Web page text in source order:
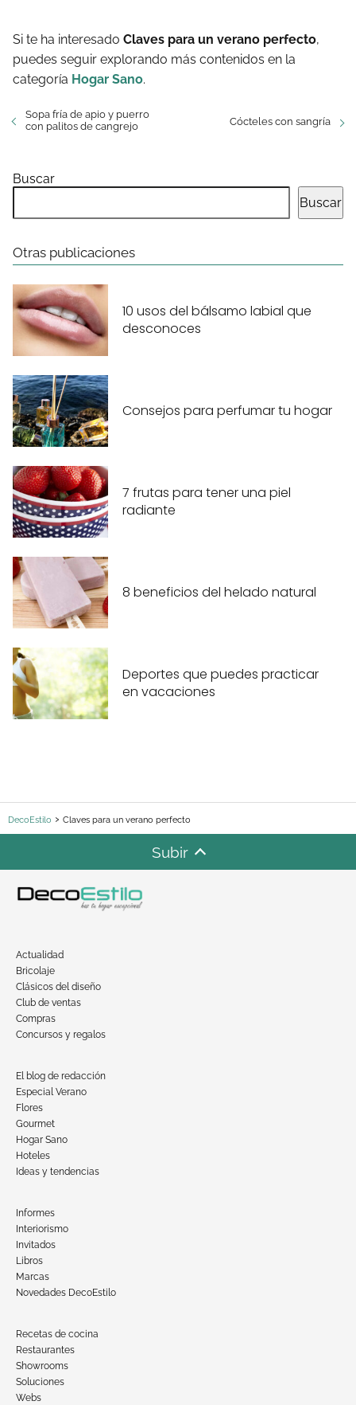
Si te ha interesado Claves para un verano perfecto,
puedes seguir explorando más contenidos en la
categoría Hogar Sano.
Sopa fría de apio y puerro
con palitos de cangrejo
Cócteles con sangría
Buscar
Buscar
Otras publicaciones
10 usos del bálsamo labial que
desconoces
Consejos para perfumar tu hogar
7 frutas para tener una piel
radiante
8 beneficios del helado natural
Deportes que puedes practicar
en vacaciones
DecoEstilo Claves para un verano perfecto
Subir
Actualidad
Bricolaje
Clásicos del diseño
Club de ventas
Compras
Concursos y regalos
El blog de redacción
Especial Verano
Flores
Gourmet
Hogar Sano
Hoteles
Ideas y tendencias
Informes
Interiorismo
Invitados
Libros
Marcas
Novedades DecoEstilo
Recetas de cocina
Restaurantes
Showrooms
Soluciones
Webs